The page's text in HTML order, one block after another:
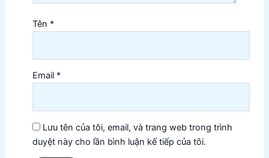
Tên *
Email *
Lưu tên của tôi, email, và trang web trong trình
duyệt này cho lần bình luận kế tiếp của tôi.